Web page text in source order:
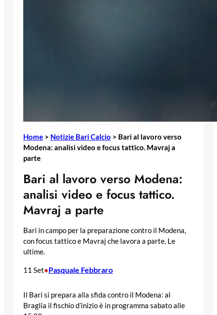
Home > Notizie Bari Calcio > Bari al lavoro verso
Modena: analisi video e focus tattico. Mavraj a
parte
Bari al lavoro verso Modena:
analisi video e focus tattico.
Mavraj a parte
Bari in campo per la preparazione contro il Modena,
con focus tattico e Mavraj che lavora a parte. Le
ultime.
11 Set•Pasquale Febbraro
Il Bari si prepara alla sfida contro il Modena: al
Braglia il fischio d’inizio è in programma sabato alle